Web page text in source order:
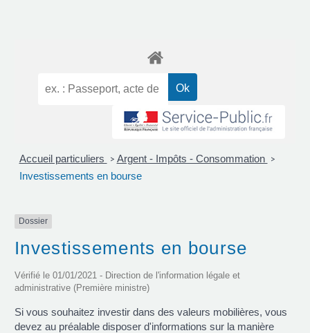
Accueil particuliers > Argent - Impôts - Consommation >
Investissements en bourse
Dossier
Investissements en bourse
Vérifié le 01/01/2021 - Direction de l'information légale et
administrative (Première ministre)
Si vous souhaitez investir dans des valeurs mobilières, vous
devez au préalable disposer d'informations sur la manière